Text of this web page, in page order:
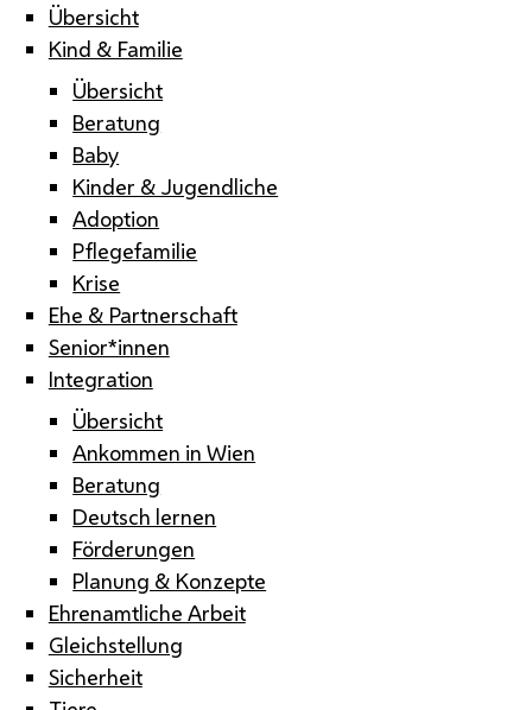
Übersicht
Kind & Familie
Übersicht
Beratung
Baby
Kinder & Jugendliche
Adoption
Pflegefamilie
Krise
Ehe & Partnerschaft
Senior*innen
Integration
Übersicht
Ankommen in Wien
Beratung
Deutsch lernen
Förderungen
Planung & Konzepte
Ehrenamtliche Arbeit
Gleichstellung
Sicherheit